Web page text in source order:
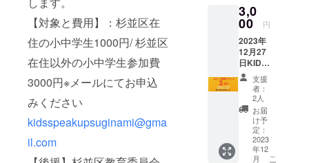
【対象と費用】：杉並区在
住の小中学生1000円/ 杉並区
在住以外の小中学生参加費
3000円※メールにてお申込
みください
kidsspeakupsuginami@gma
il.com
講師、
TV
ニュー
ス番組
のコメ
ンテー
ターと
しても
定評が
ある。
表
HPDU
高校生
即興型
英語
ディ
ベート
西日本
代表
著書に
「ス
ピーキ
ングの
ための
バル
キッズ
を育て
る。英
語ス
ピーチ
ができ
る土壌
を日本
にも育
てたい
と、
TEDｘ
や全国
ナイ
ザー ３
児の母
8歳まで
に正し
い脳の
回路を
育て、
世界で
も一流
の活躍
ができ
る子ど
もを育
てる教
を予定
してお
りま
す。
URLを
メール
にてお
送りし
ます。
※当日ご
参加頂
けない
場合は
録画で
様は別
途観覧
チケッ
トをご
購入く
ださ
い。 ●
計3回の
オンラ
インス
ピーチ
グルー
プ講習
付き。
部～第
５部を
ていま
す）の
お時間
帯の
み、１
家庭か
らス
ピー
カー３
名+保護
者2名の
oukaido
u.com/
e
Map）
https://
maps.a
pp.goo.
gl/QiMN
xKdSxf
y9NeuE
示くだ
さい。
●このチ
ケット
をお持
ちの方
は第1部
～第5部
までご
観覧い
ただけ
ます。
●会場
（杉並
3,0
00 円
2023年
12月27
日KIDS
SPEAK
UP！
EAK
UP！
「はじ
めての
英語発
表」観
支援
者：
2人
お届
け予
定：
2023
年12
月
こ